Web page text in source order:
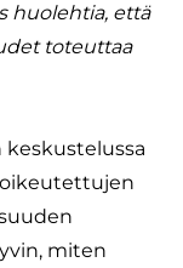
huolehtia, että
toteuttaa
miten